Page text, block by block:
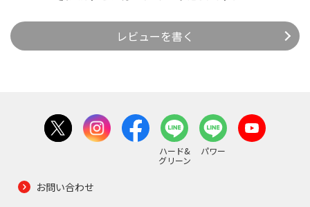
レビューを書く
ハード&
グリーン
パワー
お問い合わせ